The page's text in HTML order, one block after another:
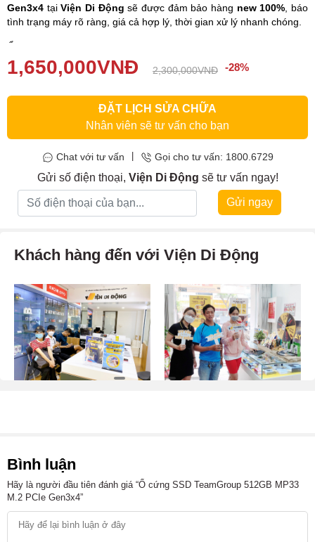
Gen3x4 tạiViện Di Động sẽ được đảm bảo hàng new 100% , báo
tình trạng máy rõ ràng, giá cả hợp lý, thời gian xử lý nhanh chóng.
máy tính khi xuất dữ liệu sẽ nhanh hơn, tốc độ hoạt động laptop
mạnh mẽ hơn, tiết kiệm điện năng, bảo vệ dữ liệu cực tốt,…
1,650,000VNĐ 2,300,000VNĐ -28%
ĐẶT LỊCH SỬA CHỮA
Nhân viên sẽ tư vấn cho bạn
Chat với tư vấn Gọi cho tư vấn: 1800.6729
Gửi số điện thoại, Viện Di Động sẽ tư vấn ngay!
Gửi ngay
Khách hàng đến với Viện Di Động
Bình luận
Hãy là người đầu tiên đánh giá “Ổ cứng SSD TeamGroup 512GB MP33
M.2 PCIe Gen3x4”